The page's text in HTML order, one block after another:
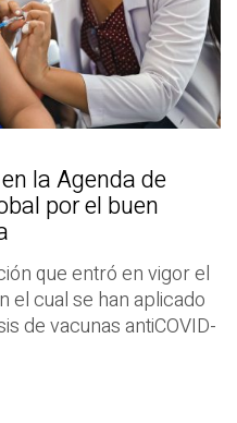
la Agenda de
por el buen
que entró en vigor el
el cual se han aplicado
de vacunas antiCOVID-